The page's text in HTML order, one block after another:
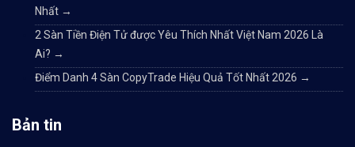
Nhất →
2 Sàn Tiền Điện Tử được Yêu Thích Nhất Việt Nam 2026 Là
Ai? →
Điểm Danh 4 Sàn CopyTrade Hiệu Quả Tốt Nhất 2026 →
Bản tin